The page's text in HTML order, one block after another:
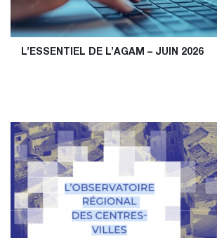
L’ESSENTIEL DE L’AGAM – JUIN 2026